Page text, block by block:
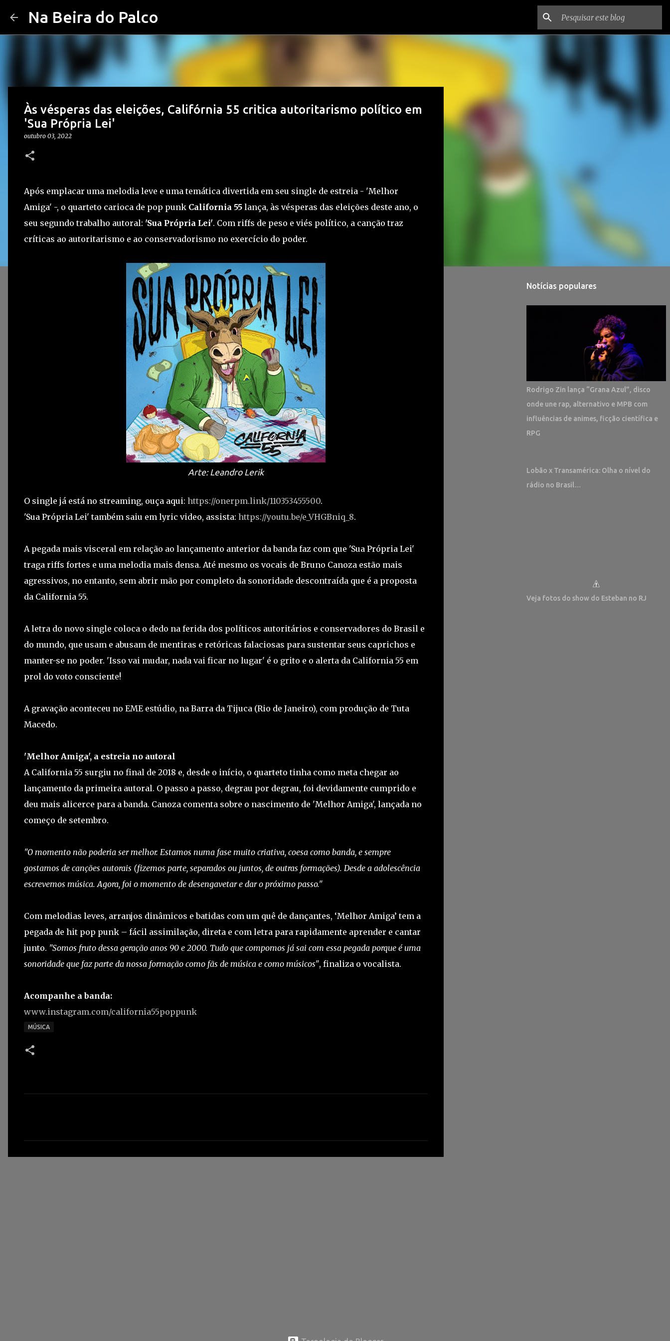
Na Beira do Palco
Às vésperas das eleições, Califórnia 55 critica autoritarismo político em
'Sua Própria Lei'
outubro 03, 2022
Após emplacar uma melodia leve e uma temática divertida em seu single de estreia - 'Melhor
Amiga' -, o quarteto carioca de pop punk California 55 lança, às vésperas das eleições deste ano, o
seu segundo trabalho autoral: 'Sua Própria Lei'. Com riffs de peso e viés político, a canção traz
críticas ao autoritarismo e ao conservadorismo no exercício do poder.
Arte: Leandro Lerik
O single já está no streaming, ouça aqui: https://onerpm.link/110353455500.
'Sua Própria Lei' também saiu em lyric video, assista: https://youtu.be/e_VHGBniq_8.
A pegada mais visceral em relação ao lançamento anterior da banda faz com que 'Sua Própria Lei'
traga riffs fortes e uma melodia mais densa. Até mesmo os vocais de Bruno Canoza estão mais
agressivos, no entanto, sem abrir mão por completo da sonoridade descontraída que é a proposta
da California 55.
A letra do novo single coloca o dedo na ferida dos políticos autoritários e conservadores do Brasil e
do mundo, que usam e abusam de mentiras e retóricas falaciosas para sustentar seus caprichos e
manter-se no poder. 'Isso vai mudar, nada vai ficar no lugar' é o grito e o alerta da California 55 em
prol do voto consciente!
A gravação aconteceu no EME estúdio, na Barra da Tijuca (Rio de Janeiro), com produção de Tuta
Macedo.
'Melhor Amiga', a estreia no autoral
A California 55 surgiu no final de 2018 e, desde o início, o quarteto tinha como meta chegar ao
lançamento da primeira autoral. O passo a passo, degrau por degrau, foi devidamente cumprido e
deu mais alicerce para a banda. Canoza comenta sobre o nascimento de 'Melhor Amiga', lançada no
começo de setembro.
"O momento não poderia ser melhor. Estamos numa fase muito criativa, coesa como banda, e sempre
gostamos de canções autorais (fizemos parte, separados ou juntos, de outras formações). Desde a adolescência
escrevemos música. Agora, foi o momento de desengavetar e dar o próximo passo."
Com melodias leves, arranjos dinâmicos e batidas com um quê de dançantes, ‘Melhor Amiga’ tem a
pegada de hit pop punk – fácil assimilação, direta e com letra para rapidamente aprender e cantar
junto. "Somos fruto dessa geração anos 90 e 2000. Tudo que compomos já sai com essa pegada porque é uma
sonoridade que faz parte da nossa formação como fãs de música e como músicos", finaliza o vocalista.
Acompanhe a banda:
www.instagram.com/california55poppunk
MÚSICA
Notícias populares
Rodrigo Zin lança “Grana Azul”, disco
onde une rap, alternativo e MPB com
influências de animes, ficção científica e
RPG
Lobão x Transamérica: Olha o nível do
rádio no Brasil…
Veja fotos do show do Esteban no RJ